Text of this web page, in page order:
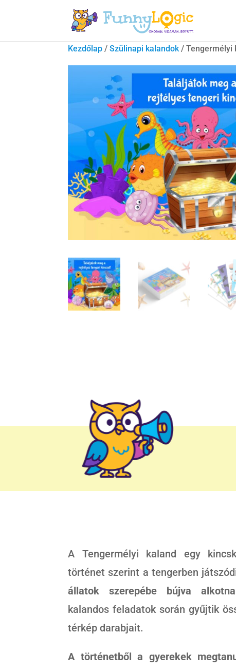
Kezdőlap / Szülinapi kalandok/ Tengermélyi
A Tengermélyi kaland egy
történet szerint a tengerben
állatok szerepébe bújva
kalandos feladatok során gyűjtik
térkép darabjait.
A történetből a gyerekek